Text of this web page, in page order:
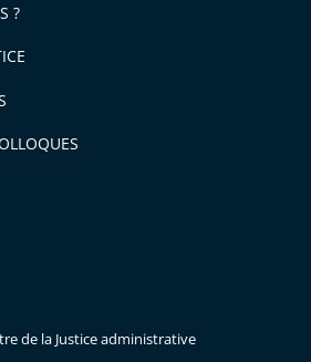
?
de la Justice administrative